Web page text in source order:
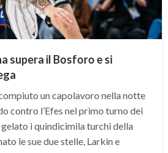
supera il Bosforo e si
un capolavoro nella notte
contro l’Efes nel primo turno dei
gelato i quindicimila turchi della
le sue due stelle, Larkin e